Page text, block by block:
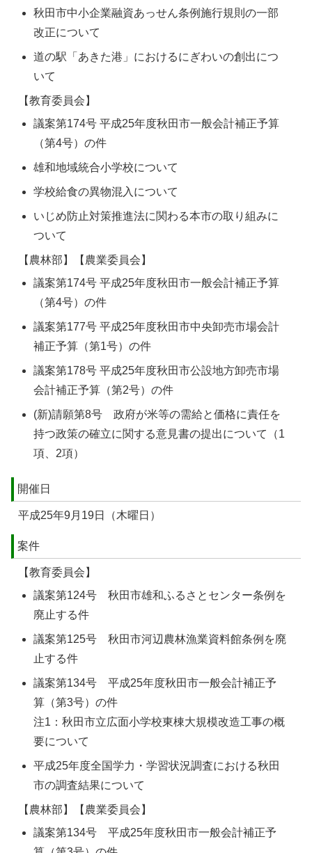
秋田市中小企業融資あっせん条例施行規則の一部
改正について
道の駅「あきた港」におけるにぎわいの創出につ
いて
【教育委員会】
議案第174号 平成25年度秋田市一般会計補正予算
（第4号）の件
雄和地域統合小学校について
学校給食の異物混入について
いじめ防止対策推進法に関わる本市の取り組みに
ついて
【農林部】【農業委員会】
議案第174号 平成25年度秋田市一般会計補正予算
（第4号）の件
議案第177号 平成25年度秋田市中央卸売市場会計
補正予算（第1号）の件
議案第178号 平成25年度秋田市公設地方卸売市場
会計補正予算（第2号）の件
(新)請願第8号 政府が米等の需給と価格に責任を
持つ政策の確立に関する意見書の提出について（1
項、2項）
開催日
平成25年9月19日（木曜日）
案件
【教育委員会】
議案第124号 秋田市雄和ふるさとセンター条例を
廃止する件
議案第125号 秋田市河辺農林漁業資料館条例を廃
止する件
議案第134号 平成25年度秋田市一般会計補正予
算（第3号）の件
注1：秋田市立広面小学校東棟大規模改造工事の概
要について
平成25年度全国学力・学習状況調査における秋田
市の調査結果について
【農林部】【農業委員会】
議案第134号 平成25年度秋田市一般会計補正予